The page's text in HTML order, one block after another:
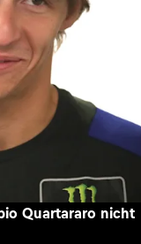
Quartararo nicht